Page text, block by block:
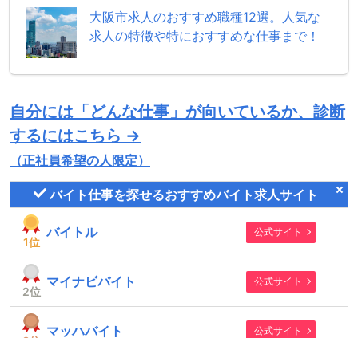
大阪市求人のおすすめ職種12選。人気な
求人の特徴や特におすすめな仕事まで！
自分には「どんな仕事」が向いているか、診断
するにはこちら →
（正社員希望の人限定）
バイト仕事を探せるおすすめバイト求人サイト
1位
バイトル 公式サイト
2位
マイナビバイト 公式サイト
マッハバイト 公式サイト